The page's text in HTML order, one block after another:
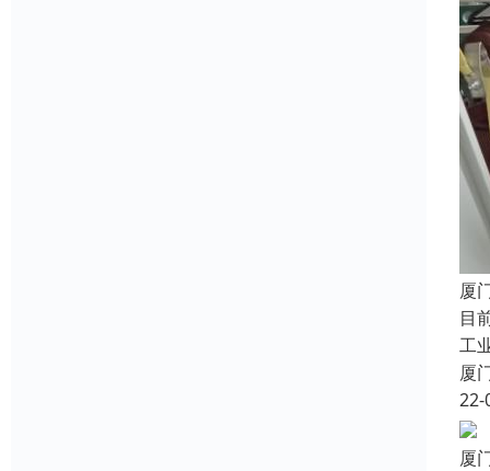
厦
目
工
厦
22-
厦